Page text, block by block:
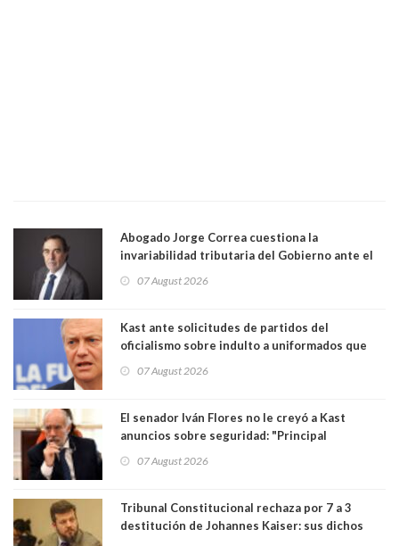
Abogado Jorge Correa cuestiona la
invariabilidad tributaria del Gobierno ante el
democracia” y "defendemos la alternancia en el
07 August 2026
Kast ante solicitudes de partidos del
oficialismo sobre indulto a uniformados que
07 August 2026
El senador Iván Flores no le creyó a Kast
anuncios sobre seguridad: "Principal
perseguir ruta del dinero y levantar secreto
07 August 2026
Tribunal Constitucional rechaza por 7 a 3
destitución de Johannes Kaiser: sus dichos